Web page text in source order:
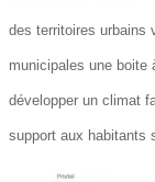
des territoires urbains
municipales une boite
développer un climat
support aux habitants